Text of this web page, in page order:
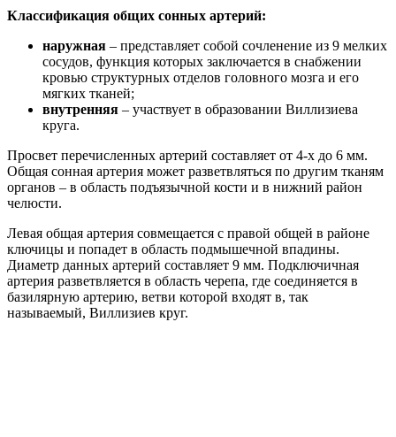
Классификация общих сонных артерий:
наружная – представляет собой сочленение из 9 мелких
сосудов, функция которых заключается в снабжении
кровью структурных отделов головного мозга и его
мягких тканей;
внутренняя – участвует в образовании Виллизиева
круга.
Просвет перечисленных артерий составляет от 4-х до 6 мм.
Общая сонная артерия может разветвляться по другим тканям
органов – в область подъязычной кости и в нижний район
челюсти.
Левая общая артерия совмещается с правой общей в районе
ключицы и попадет в область подмышечной впадины.
Диаметр данных артерий составляет 9 мм. Подключичная
артерия разветвляется в область черепа, где соединяется в
базилярную артерию, ветви которой входят в, так
называемый, Виллизиев круг.